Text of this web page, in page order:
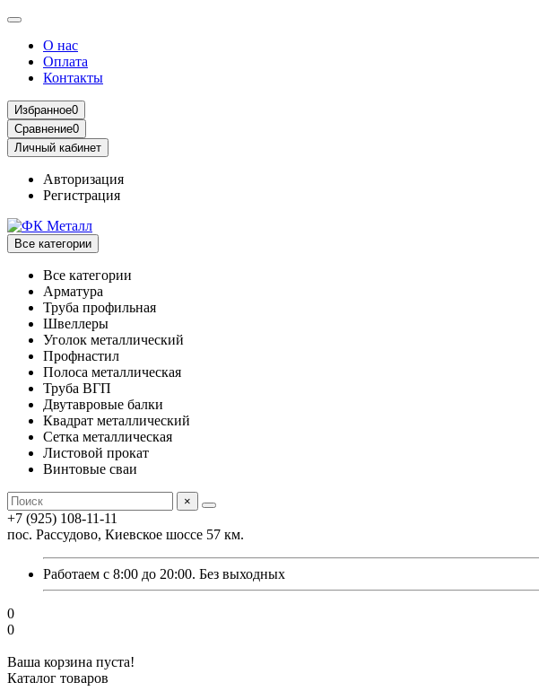
О нас
Оплата
Контакты
Избранное0
Сравнение0
Личный кабинет
Авторизация
Регистрация
Все категории
Все категории
Арматура
Труба профильная
Швеллеры
Уголок металлический
Профнастил
Полоса металлическая
Труба ВГП
Двутавровые балки
Квадрат металлический
Сетка металлическая
Листовой прокат
Винтовые сваи
×
+7 (925) 108-11-11
пос. Рассудово, Киевское шоссе 57 км.
Работаем с 8:00 до 20:00. Без выходных
0
0
Ваша корзина пуста!
Каталог товаров